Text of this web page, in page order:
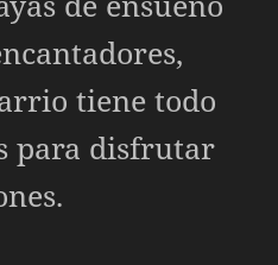
tiene todo
para disfrutar